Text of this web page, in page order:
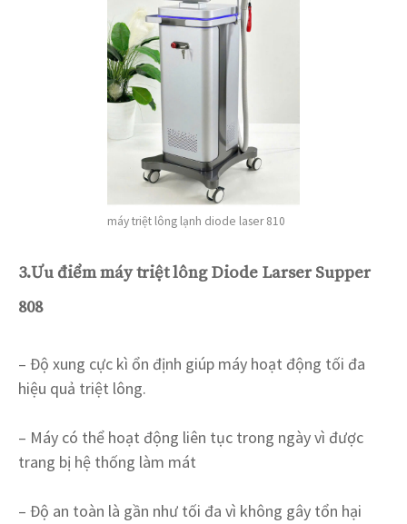
máy triệt lông lạnh diode laser 810
3.Ưu điểm máy triệt lông Diode Larser Supper
808
– Độ xung cực kì ổn định giúp máy hoạt động tối đa
hiệu quả triệt lông.
– Máy có thể hoạt động liên tục trong ngày vì được
trang bị hệ thống làm mát
– Độ an toàn là gần như tối đa vì không gây tổn hại